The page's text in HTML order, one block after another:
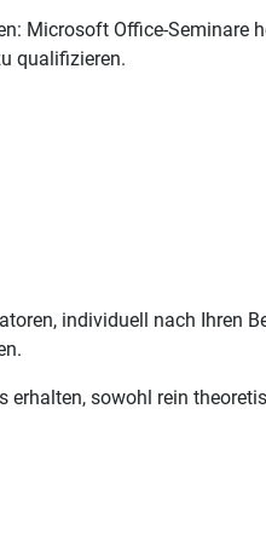
Microsoft Office-
qualifizieren.
individuell nach Ihren
erhalten, sowohl rein